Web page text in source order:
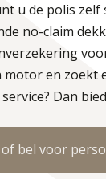
u de polis zelf
no-claim
en zoekt
Dan
bel voor